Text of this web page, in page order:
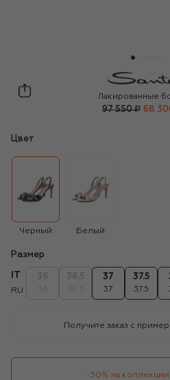
Santoni
Лакированные
97 550 ₽ 68
Цвет
Черный Белый
Размер
RU
37
37
37.5
37.5
Получите заказ с
-30% на